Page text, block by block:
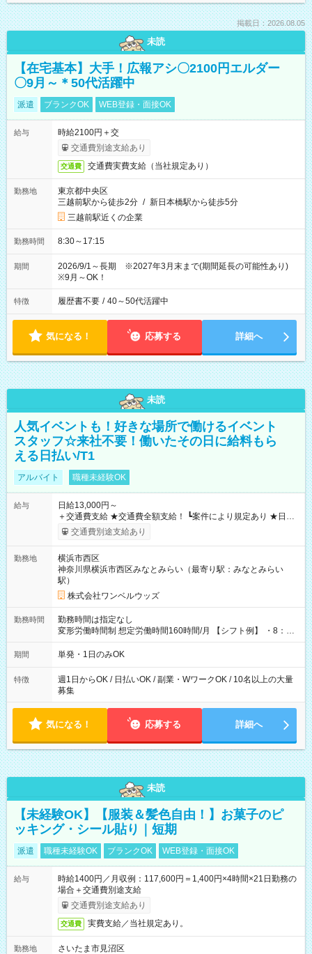
掲載日：2026.08.05
未読
【在宅基本】大手！広報アシ〇2100円エルダー
〇9月～＊50代活躍中
派遣 ブランクOK WEB登録・面接OK
給与
時給2100円＋交
交通費別途支給あり
交通費 交通費実費支給（当社規定あり）
勤務地
東京都中央区
三越前駅から徒歩2分 / 新日本橋駅から徒歩5分
三越前駅近くの企業
勤務時間 8:30～17:15
期間
2026/9/1～長期 ※2027年3月末まで(期間延長の可能性あり)
※9月～OK！
特徴 履歴書不要 / 40～50代活躍中
気になる！ 応募する 詳細へ
未読
人気イベントも！好きな場所で働けるイベント
スタッフ☆来社不要！働いたその日に給料もら
える日払い/T1
アルバイト 職種未経験OK
給与
日給13,000円～
＋交通費支給 ★交通費全額支給！ ┗案件により規定あり ★日払
いOK！（規定あり） ┗働いたその日に現金GET♪ お仕事後はコ
ンビニATMから 日払い分を引き落とせます！ 【試用期間】試
交通費別途支給あり
勤務地
横浜市西区
神奈川県横浜市西区みなとみらい（最寄り駅：みなとみらい
駅）
株式会社ワンベルウッズ
勤務時間
勤務時間は指定なし
変形労働時間制 想定労働時間160時間/月 【シフト例】 ・8：00
～21：00
期間 単発・1日のみOK
特徴
週1日からOK / 日払いOK / 副業・WワークOK / 10名以上の大量
募集
気になる！ 応募する 詳細へ
未読
【未経験OK】【服装＆髪色自由！】お菓子のピ
ッキング・シール貼り｜短期
派遣 職種未経験OK ブランクOK WEB登録・面接OK
給与
時給1400円／月収例：117,600円＝1,400円×4時間×21日勤務の
場合＋交通費別途支給
交通費別途支給あり
交通費 実費支給／当社規定あり。
勤務地
さいたま市見沼区